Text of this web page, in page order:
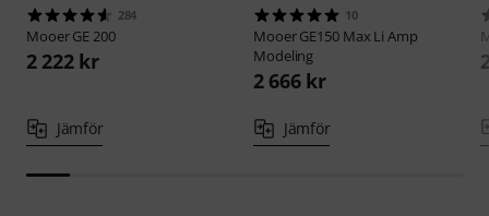
284
MooerGE 200
2 222 kr
Jämför
10
MooerGE150 Max Li Amp
Modeling
2 666 kr
Jämför